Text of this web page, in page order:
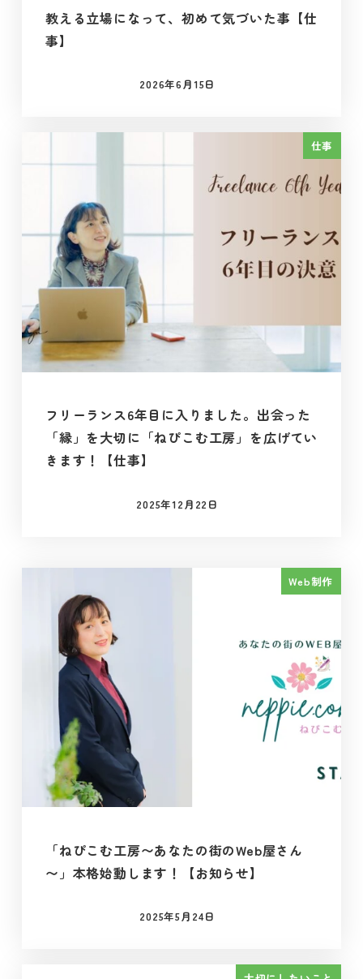
教える立場になって、初めて気づいた事【仕
事】
投稿日
2026年6月15日
仕事
フリーランス6年目に入りました。出会った
「縁」を大切に「ねぴこむ工房」を広げてい
きます！【仕事】
投稿日
2025年12月22日
Web制作
「ねぴこむ工房〜あなたの街のWeb屋さん
〜」本格始動します！【お知らせ】
投稿日
2025年5月24日